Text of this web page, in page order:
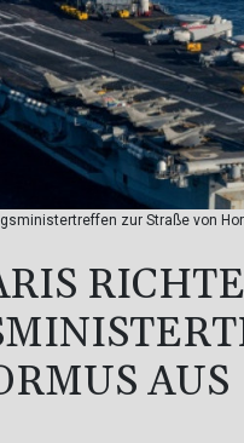
zur Straße von
AUS